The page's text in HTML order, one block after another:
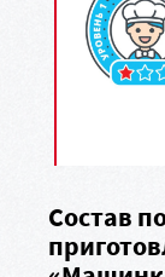
Состав